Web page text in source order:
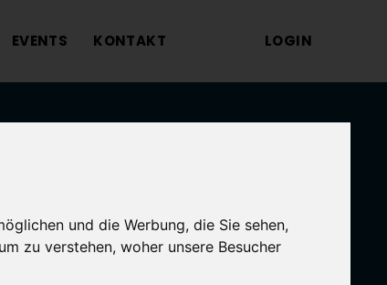
und die Werbung, die Sie sehen,
zu verstehen, woher unsere Besucher
EVENTS KONTAKT LOGIN